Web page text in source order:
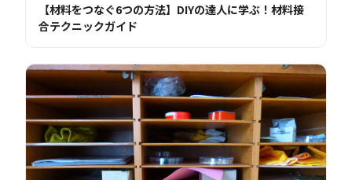
【材料をつなぐ6つの方法】DIYの達人に学ぶ！材料接
合テクニックガイド